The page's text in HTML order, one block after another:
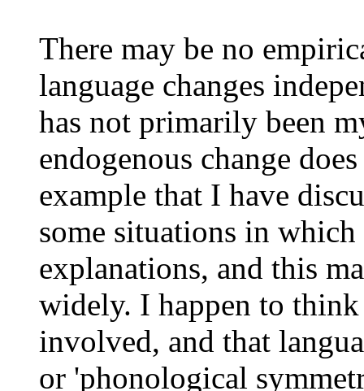
There may be no
language changes
has not primarily been
endogenous change
example that I have
some situations in
explanations, and this
widely. I happen to
involved, and that
or 'phonological